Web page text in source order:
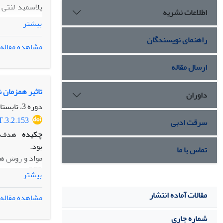
DJ-1 داشتند، در حدود 30 درصد بیشتر از درصد بقای سلول‏های کنترل برآورد شد و این افزایش از نظر آماری معنی‏دار بود.
نتیجه‏گیری:
افزایش
بیشتر
مشاهده مقاله
تاثیر همزمان شیکونین و
دوره 3، تابستان 91، تابستان 1391، صفحه
چکیده
بود.
مسمومیت
بیشتر
مشاهده مقاله
اطلاعات نشریه
راهنمای نویسندگان
ارسال مقاله
داوران
سرقت ادبی
تماس با ما
مقالات آماده انتشار
شماره جاری